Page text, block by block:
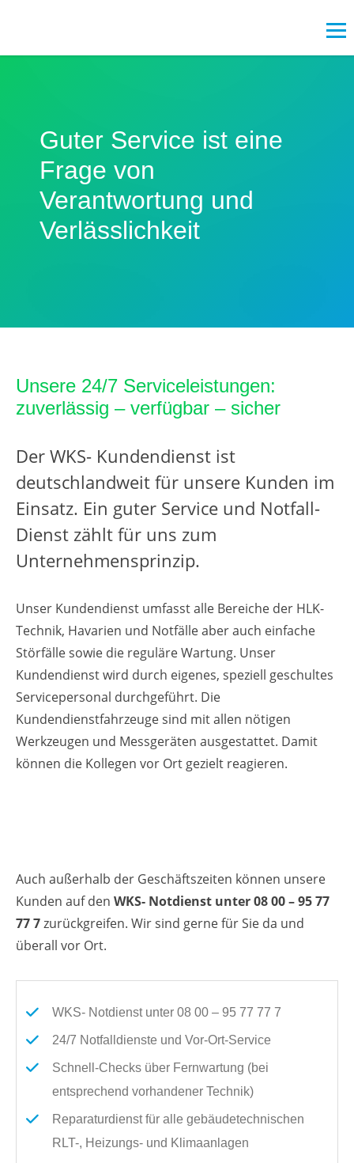
Guter Service ist eine
Frage von
Verantwortung und
Verlässlichkeit
Unsere 24/7 Serviceleistungen:
zuverlässig – verfügbar – sicher
Der WKS- Kundendienst ist
deutschlandweit für unsere Kunden im
Einsatz. Ein guter Service und Notfall-
Dienst zählt für uns zum
Unternehmensprinzip.
Unser Kundendienst umfasst alle Bereiche der HLK-
Technik, Havarien und Notfälle aber auch einfache
Störfälle sowie die reguläre Wartung. Unser
Kundendienst wird durch eigenes, speziell geschultes
Servicepersonal durchgeführt. Die
Kundendienstfahrzeuge sind mit allen nötigen
Werkzeugen und Messgeräten ausgestattet. Damit
können die Kollegen vor Ort gezielt reagieren.
Auch außerhalb der Geschäftszeiten können unsere
Kunden auf den WKS- Notdienst unter 08 00 – 95 77
77 7zurückgreifen. Wir sind gerne für Sie da und
überall vor Ort.
WKS- Notdienst unter 08 00 – 95 77 77 7
24/7 Notfalldienste und Vor-Ort-Service
Schnell-Checks über Fernwartung (bei
entsprechend vorhandener Technik)
Reparaturdienst für alle gebäudetechnischen
RLT-, Heizungs- und Klimaanlagen